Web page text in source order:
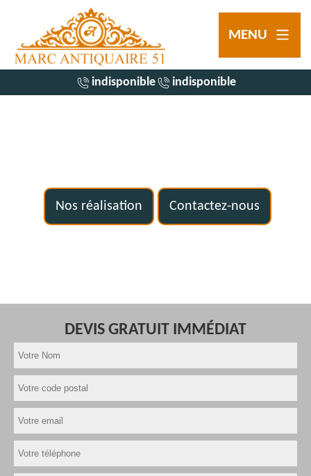
MENU
indisponible indisponible
Nos réalisation Contactez-nous
DEVIS GRATUIT IMMÉDIAT